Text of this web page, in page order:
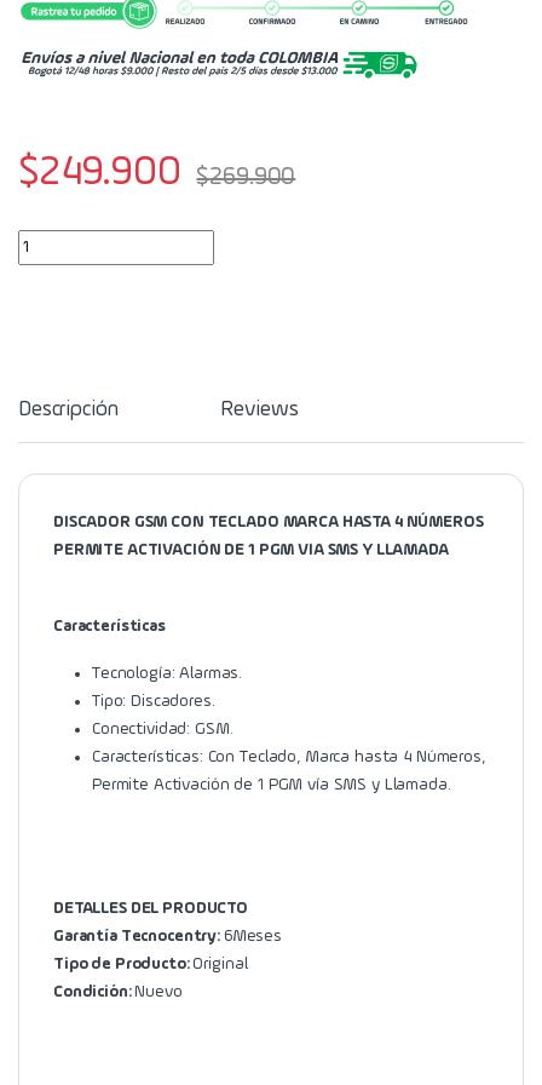
$249.900 $269.900
Discador GSM Con Teclado DISCCELL4ULTRA quantity
Descripción Reviews
DISCADOR GSM CON TECLADO MARCA HASTA 4 NÚMEROS
PERMITE ACTIVACIÓN DE 1 PGM VIA SMS Y LLAMADA
Características
Tecnología: Alarmas.
Tipo: Discadores.
Conectividad: GSM.
Características: Con Teclado, Marca hasta 4 Números,
Permite Activación de 1 PGM vía SMS y Llamada.
DETALLES DEL PRODUCTO
Garantía Tecnocentry: 6 Meses
Tipo de Producto: Original
Condición: Nuevo